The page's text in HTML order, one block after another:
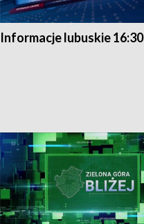
Informacje lubuskie 16:30